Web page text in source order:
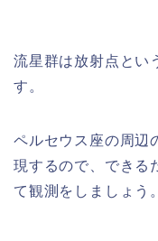
流星群は放射点とい
す。
ペルセウス座の周辺
現するので、できる
て観測をしましょう。